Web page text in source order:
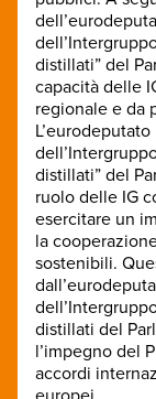
distillati” del
capacità delle
regionale e da
L’eurodeputato
distillati” del
ruolo delle IG
esercitare un
la
sostenibili.
distillati del
l’impegno del
accordi